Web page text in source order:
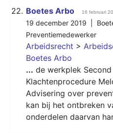
22. Boetes Arbo 16 februari
19 december 2019 |
Preventiemedewerker
Arbeidsrecht >
Boetes Arbo
... de werkplek
Klachtenprocedure
Advisering over
kan bij het ontbreken
onderdelen daarvan